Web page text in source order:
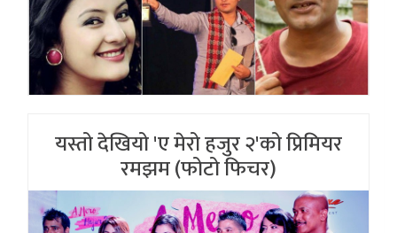
यस्तो देखियो 'ए मेरो हजुर २'को प्रिमियर
रमझम (फोटो फिचर)